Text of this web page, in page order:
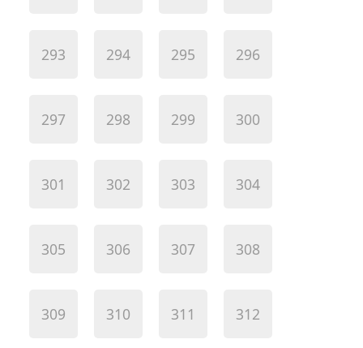
293 294 295 296
297 298 299 300
301 302 303 304
305 306 307 308
309 310 311 312